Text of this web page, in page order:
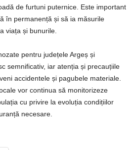
de furtuni puternice. Este important
în permanență și să ia măsurile
viața și bunurile.
pentru județele Argeș și
semnificativ, iar atenția și precauțiile
accidentele și pagubele materiale.
vor continua să monitorizeze
cu privire la evoluția condițiilor
necesare.